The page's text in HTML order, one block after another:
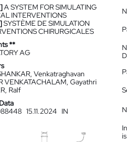
A SYSTEM FOR SIMULATING
INTERVENTIONS
SYSTÈME DE SIMULATION
CHIRURGICALES
**
AG
Venkatraghavan
VENKATACHALAM, Gayathri
Ralf
15.11.2024 IN